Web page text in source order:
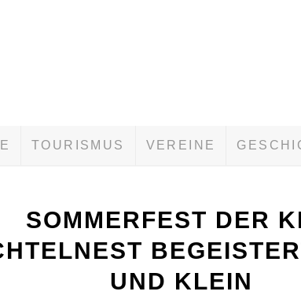
TOURISMUS VEREINE
SOMMERFEST DER
ND KLEIN